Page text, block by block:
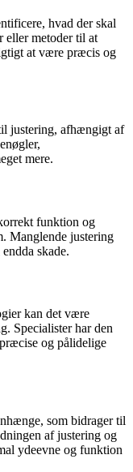
hvad der skal
eller metoder til at
at være præcis og
justering, afhængigt af
mere.
funktion og
Manglende justering
skade.
kan det være
Specialister har den
og pålidelige
som bidrager til
af justering og
ydeevne og funktion